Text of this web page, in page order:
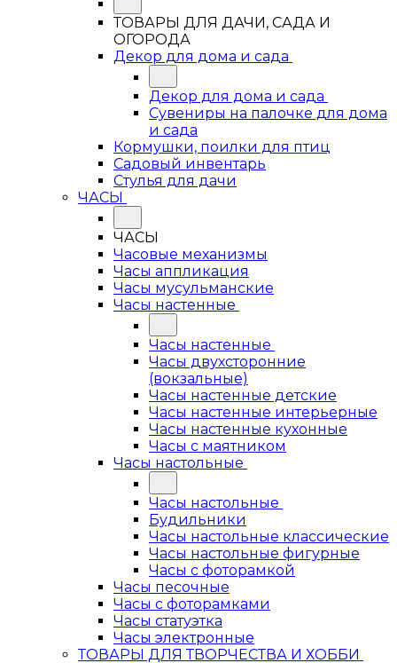
ТОВАРЫ ДЛЯ ДАЧИ, САДА И
ОГОРОДА
Декор для дома и сада
Декор для дома и сада
Сувениры на палочке для дома
и сада
Кормушки, поилки для птиц
Садовый инвентарь
Стулья для дачи
ЧАСЫ
ЧАСЫ
Часовые механизмы
Часы аппликация
Часы мусульманские
Часы настенные
Часы настенные
Часы двухсторонние
(вокзальные)
Часы настенные детские
Часы настенные интерьерные
Часы настенные кухонные
Часы с маятником
Часы настольные
Часы настольные
Будильники
Часы настольные классические
Часы настольные фигурные
Часы с фоторамкой
Часы песочные
Часы с фоторамками
Часы статуэтка
Часы электронные
ТОВАРЫ ДЛЯ ТВОРЧЕСТВА И ХОББИ